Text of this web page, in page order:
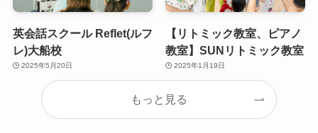
英会話スクール Reflet(ルフ
レ)大船校
2025年5月20日
【リトミック教室、ピアノ
教室】SUNリトミック教室
2025年1月19日
もっと見る